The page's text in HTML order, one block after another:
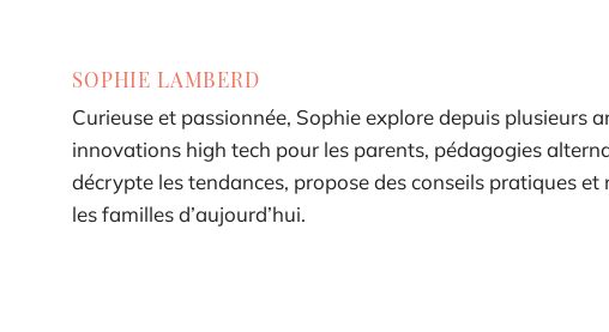
SOPHIE LAMBERD
Curieuse et passionnée, Sophie explore depuis plusieurs
innovations high tech pour les parents, pédagogies
décrypte les tendances, propose des conseils pratiques
les familles d’aujourd’hui.